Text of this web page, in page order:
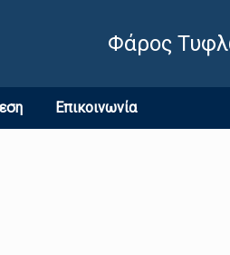
Φάρος
Επικοινωνία